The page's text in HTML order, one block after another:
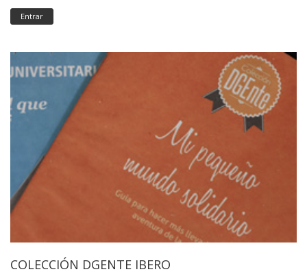
Entrar
COLECCIÓN DGENTE IBERO